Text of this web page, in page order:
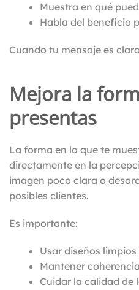
Muestra en qué
Habla del beneficio
Cuando tu mensaje es
Mejora la
presentas
La forma en la que te
directamente en la
imagen poco clara o
posibles clientes.
Es importante:
Usar diseños
Mantener
Cuidar la calidad de